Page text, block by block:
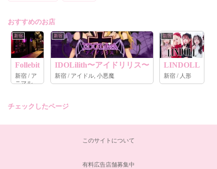
おすすめのお店
新宿
Follebit
新宿 / ア
ニマル
新宿
IDOLilith〜アイドリリス〜
新宿 / アイドル, 小悪魔
新宿
LINDOLL
新宿 / 人形
チェックしたページ
このサイトについて
有料広告店舗募集中